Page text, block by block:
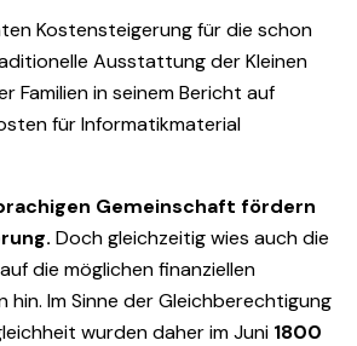
Kostensteigerung für die schon
Ausstattung der Kleinen
Familien in seinem Bericht auf
für Informatikmaterial
Gemeinschaft fördern
Doch gleichzeitig wies auch die
die möglichen finanziellen
hin. Im Sinne der Gleichberechtigung
wurden daher im Juni 1800